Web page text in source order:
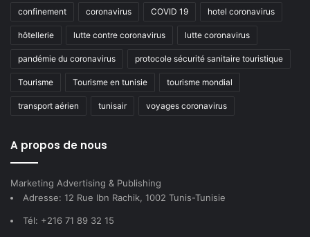
confinement coronavirus COVID 19 hotel coronavirus
hôtellerie lutte contre coronavirus lutte coronavirus
pandémie du coronavirus protocole sécurité sanitaire touristique
Tourisme Tourisme en tunisie tourisme mondial
transport aérien tunisair voyages coronavirus
A propos de nous
Marketing Advertising & Publishing
Adresse: 12 Rue Ibn Rachik, 1002 Tunis-Tunisie
Tél: +216 71 89 32 15